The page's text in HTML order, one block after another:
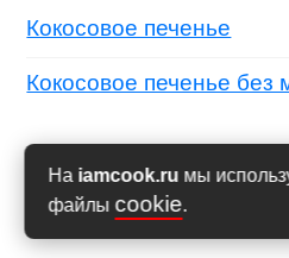
На iamcook.ru мы
файлы cookie.
Кокосовое печенье
Кокосовое печенье без